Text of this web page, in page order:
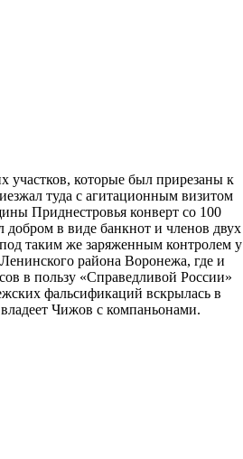
участков, которые был прирезаны к
туда с агитационным визитом
Приднестровья конверт со 100
в виде банкнот и членов двух
таким же заряженным контролем у
района Воронежа, где и
в пользу «Справедливой России»
фальсификаций вскрылась в
Чижов с компаньонами.